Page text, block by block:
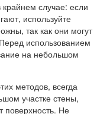
крайнем случае: если
используйте
так как они могут
использованием
на небольшом
методов, всегда
участке стены,
поверхность. Не